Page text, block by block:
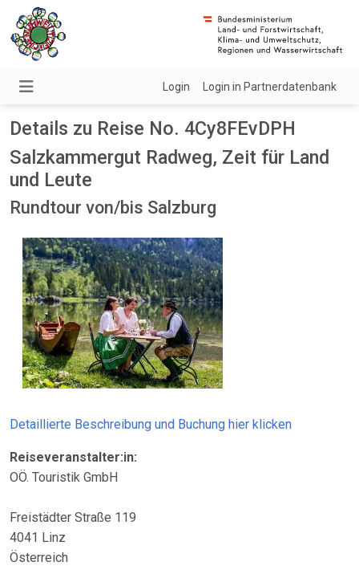
Login Login in Partnerdatenbank
Details zu Reise No. 4Cy8FEvDPH
Salzkammergut Radweg, Zeit für Land
und Leute
Rundtour von/bis Salzburg
Detaillierte Beschreibung und Buchung hier klicken
Reiseveranstalter:in:
OÖ. Touristik GmbH
Freistädter Straße 119
4041 Linz
Österreich